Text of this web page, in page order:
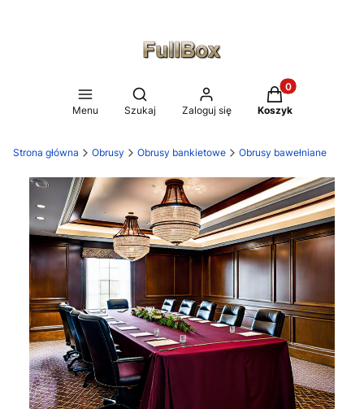
Menu
Otwórz wyszukiwarkę
Szukaj Zaloguj się
Produkty w
Koszyk
Strona główna Obrusy Obrusy bankietowe Obrusy bawełniane